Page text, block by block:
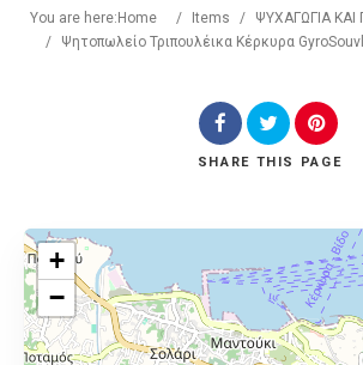
You are here: Home / Items / ΨΥΧΑΓΩΓΙΑ ΚΑΙ
/
Ψητοπωλείο Τριπουλέικα Κέρκυρα
SHARE THIS PAGE
+
−